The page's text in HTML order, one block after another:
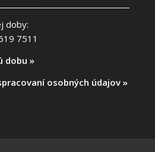
doby:
7511
dobu »
osobných údajov »